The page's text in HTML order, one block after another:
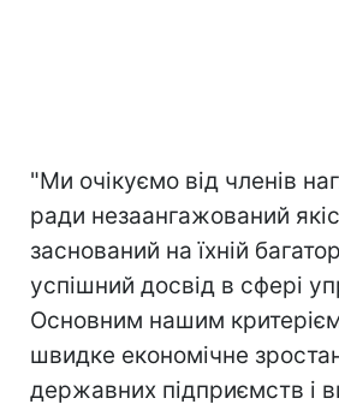
"Ми очікуємо від членів
ради незаангажований
заснований на їхній
успішний досвід в сфері
Основним нашим
швидке економічне
державних підприємств і